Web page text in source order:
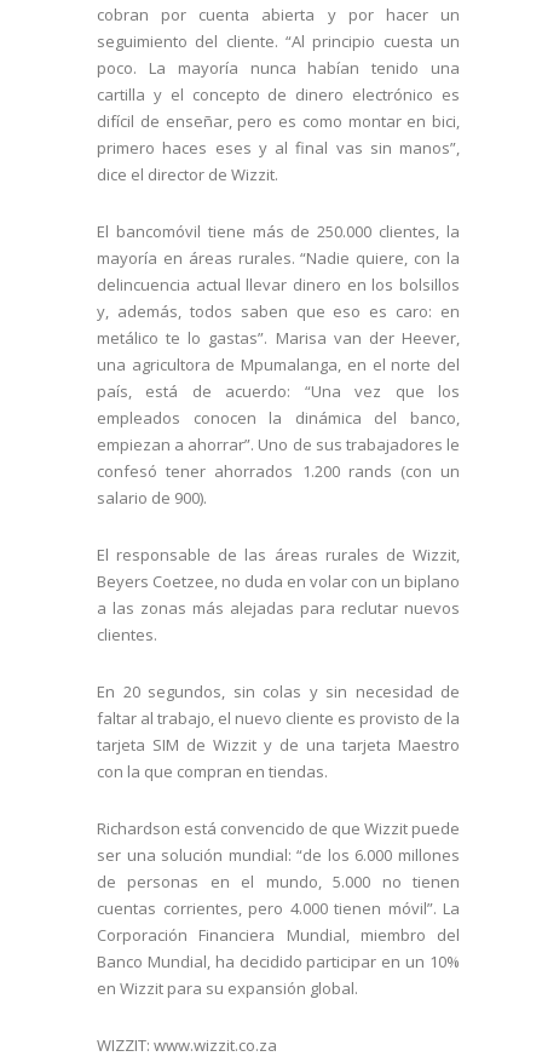
cobran por cuenta abierta y por hacer un
seguimiento del cliente. “Al principio cuesta un
poco. La mayoría nunca habían tenido una
cartilla y el concepto de dinero electrónico es
difícil de enseñar, pero es como montar en bici,
primero haces eses y al final vas sin manos”,
dice el director de Wizzit.
El bancomóvil tiene más de 250.000 clientes, la
mayoría en áreas rurales. “Nadie quiere, con la
delincuencia actual llevar dinero en los bolsillos
y, además, todos saben que eso es caro: en
metálico te lo gastas”. Marisa van der Heever,
una agricultora de Mpumalanga, en el norte del
país, está de acuerdo: “Una vez que los
empleados conocen la dinámica del banco,
empiezan a ahorrar”. Uno de sus trabajadores le
confesó tener ahorrados 1.200 rands (con un
salario de 900).
El responsable de las áreas rurales de Wizzit,
Beyers Coetzee, no duda en volar con un biplano
a las zonas más alejadas para reclutar nuevos
clientes.
En 20 segundos, sin colas y sin necesidad de
faltar al trabajo, el nuevo cliente es provisto de la
tarjeta SIM de Wizzit y de una tarjeta Maestro
con la que compran en tiendas.
Richardson está convencido de que Wizzit puede
ser una solución mundial: “de los 6.000 millones
de personas en el mundo, 5.000 no tienen
cuentas corrientes, pero 4.000 tienen móvil”. La
Corporación Financiera Mundial, miembro del
Banco Mundial, ha decidido participar en un 10%
en Wizzit para su expansión global.
WIZZIT: www.wizzit.co.za